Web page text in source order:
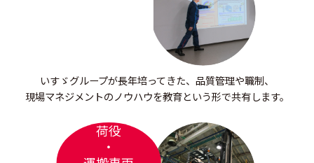
いすゞグループが長年培ってきた、 品質管理や職制、
現場マネジメントのノウハウを教育という形で共有します。
荷役
・